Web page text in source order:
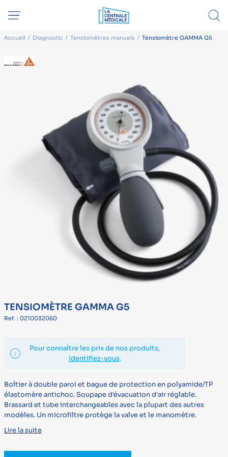
Accueil Diagnostic Tensiomètres manuels Tensiomètre GAMMA G5
TENSIOMÈTRE GAMMA G5
Ref. : 0210032060
Pour connaître les prix de nos produits,
identifiez-vous.
Boîtier à double paroi et bague de protection en polyamide/TP
élastomère antichoc. Soupape d'évacuation d'air réglable.
Brassard et tube interchangeables avec la plupart des autres
modèles. Un microfiltre protège la valve et le manomètre.
Lire la suite